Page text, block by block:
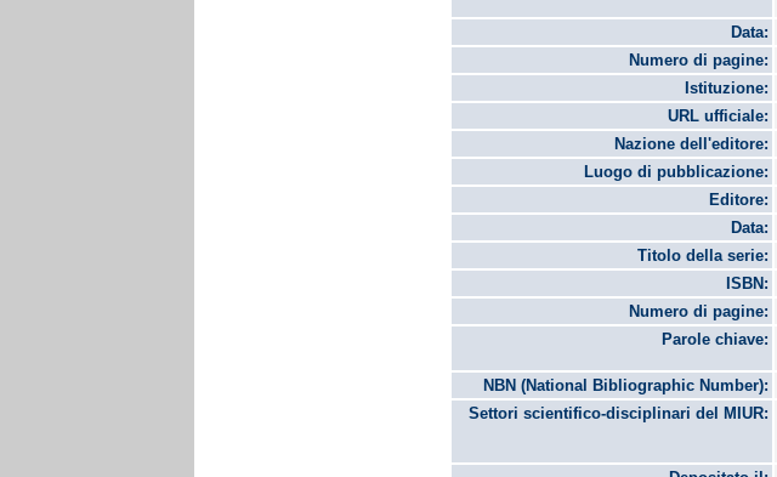
Data:
Numero di pagine:
Istituzione:
URL ufficiale:
Nazione dell'editore:
Luogo di pubblicazione:
Editore:
Data:
Titolo della serie:
ISBN:
Numero di pagine:
Parole chiave:
NBN (National Bibliographic Number):
Settori scientifico-disciplinari del MIUR: